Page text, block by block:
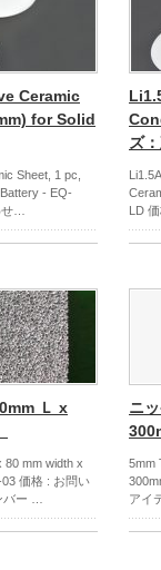
Ceramic
for Solid
Sheet, 1 pc,
- EQ-
…
ズ
LD
Ｌ x
80 mm width x
価格 : お問い
ー …
ニ
5mm
アイ